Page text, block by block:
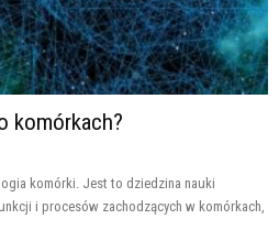
komórkach?
komórki. Jest to dziedzina nauki
i procesów zachodzących w komórkach,